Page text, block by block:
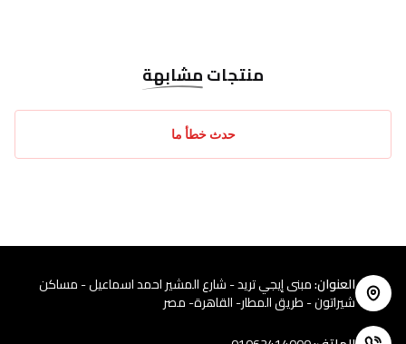
منتجاتمشابهة
حدث خطأ ما
العنوان:مبنى إيجي تريد - شارع المشير احمد اسماعيل - مساكن
شيراتون - طريق المطار- القاهرة- مصر